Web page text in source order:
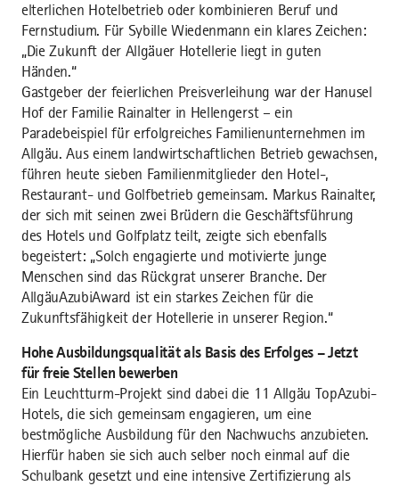
elterlichen Hotelbetrieb oder kombinieren Beruf und
Fernstudium. Für Sybille Wiedenmann ein klares Zeichen:
„Die Zukunft der Allgäuer Hotellerie liegt in guten
Händen.“
Gastgeber der feierlichen Preisverleihung war der Hanusel
Hof der Familie Rainalter in Hellengerst – ein
Paradebeispiel für erfolgreiches Familienunternehmen im
Allgäu. Aus einem landwirtschaftlichen Betrieb gewachsen,
führen heute sieben Familienmitglieder den Hotel-,
Restaurant- und Golfbetrieb gemeinsam. Markus Rainalter,
der sich mit seinen zwei Brüdern die Geschäftsführung
des Hotels und Golfplatz teilt, zeigte sich ebenfalls
begeistert: „Solch engagierte und motivierte junge
Menschen sind das Rückgrat unserer Branche. Der
AllgäuAzubiAward ist ein starkes Zeichen für die
Zukunftsfähigkeit der Hotellerie in unserer Region.“
Hohe Ausbildungsqualität als Basis des Erfolges – Jetzt
für freie Stellen bewerben
Ein Leuchtturm-Projekt sind dabei die 11 Allgäu TopAzubi-
Hotels, die sich gemeinsam engagieren, um eine
bestmögliche Ausbildung für den Nachwuchs anzubieten.
Hierfür haben sie sich auch selber noch einmal auf die
Schulbank gesetzt und eine intensive Zertifizierung als